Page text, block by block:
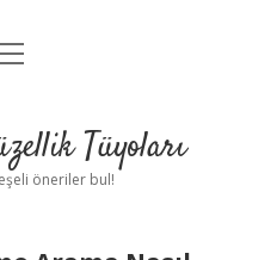
Uyarı Tüyoları
öneriler bul!